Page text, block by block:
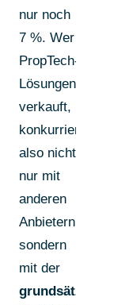
nur noch
7 %. Wer
PropTech-
Lösungen
verkauft,
konkurriert
also nicht
nur mit
anderen
Anbietern,
sondern
mit der
grundsätzlichen